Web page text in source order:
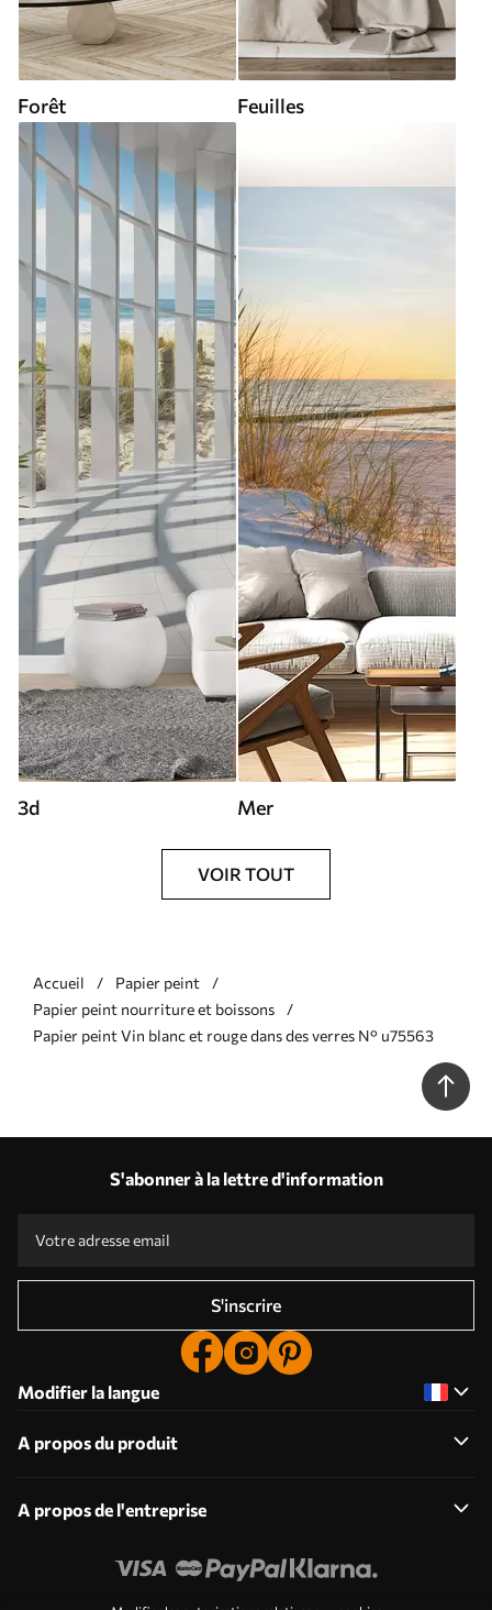
Forêt Feuilles
3d Mer
VOIR TOUT
Accueil
Papier peint
Papier peint nourriture et boissons
Papier peint Vin blanc et rouge dans des verres N° u75563
S'abonner à la lettre d'information
S'inscrire
Modifier la langue
A propos du produit
A propos de l'entreprise